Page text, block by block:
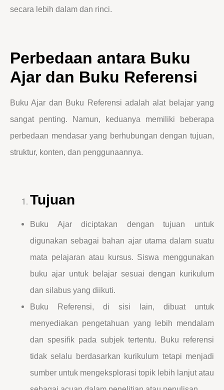
secara lebih dalam dan rinci.
Perbedaan antara Buku
Ajar dan Buku Referensi
Buku Ajar dan Buku Referensi adalah alat belajar yang
sangat penting. Namun, keduanya memiliki beberapa
perbedaan mendasar yang berhubungan dengan tujuan,
struktur, konten, dan penggunaannya.
Tujuan
Buku Ajar diciptakan dengan tujuan untuk
digunakan sebagai bahan ajar utama dalam suatu
mata pelajaran atau kursus. Siswa menggunakan
buku ajar untuk belajar sesuai dengan kurikulum
dan silabus yang diikuti.
Buku Referensi, di sisi lain, dibuat untuk
menyediakan pengetahuan yang lebih mendalam
dan spesifik pada subjek tertentu. Buku referensi
tidak selalu berdasarkan kurikulum tetapi menjadi
sumber untuk mengeksplorasi topik lebih lanjut atau